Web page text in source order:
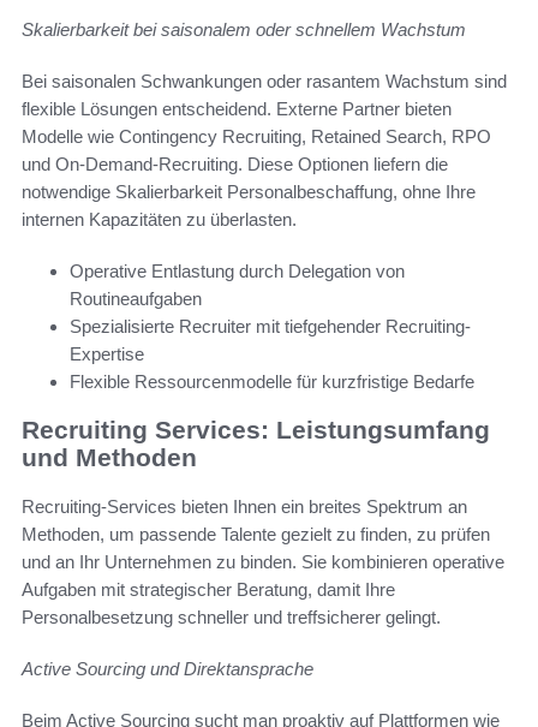
Skalierbarkeit bei saisonalem oder schnellem Wachstum
Bei saisonalen Schwankungen oder rasantem Wachstum sind
flexible Lösungen entscheidend. Externe Partner bieten
Modelle wie Contingency Recruiting, Retained Search, RPO
und On-Demand-Recruiting. Diese Optionen liefern die
notwendige Skalierbarkeit Personalbeschaffung, ohne Ihre
internen Kapazitäten zu überlasten.
Operative Entlastung durch Delegation von
Routineaufgaben
Spezialisierte Recruiter mit tiefgehender Recruiting-
Expertise
Flexible Ressourcenmodelle für kurzfristige Bedarfe
Recruiting Services: Leistungsumfang
und Methoden
Recruiting-Services bieten Ihnen ein breites Spektrum an
Methoden, um passende Talente gezielt zu finden, zu prüfen
und an Ihr Unternehmen zu binden. Sie kombinieren operative
Aufgaben mit strategischer Beratung, damit Ihre
Personalbesetzung schneller und treffsicherer gelingt.
Active Sourcing und Direktansprache
Beim Active Sourcing sucht man proaktiv auf Plattformen wie